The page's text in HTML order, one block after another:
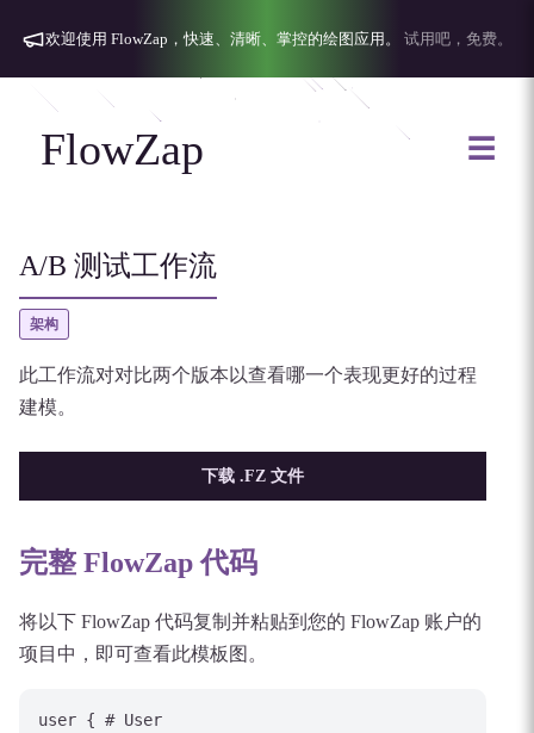
欢迎使用 FlowZap，快速、清晰、掌控的绘图应用。 试用吧，免费。
FlowZap ☰
A/B 测试工作流
架构
此工作流对对比两个版本以查看哪一个表现更好的过程
建模。
下载 .FZ 文件
完整 FlowZap 代码
将以下 FlowZap 代码复制并粘贴到您的 FlowZap 账户的
项目中，即可查看此模板图。
user { # User